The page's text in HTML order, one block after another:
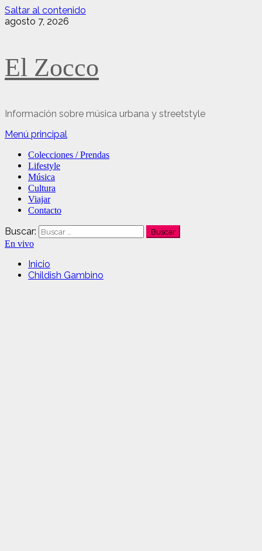
Saltar al contenido
agosto 7, 2026
El Zocco
Información sobre música urbana y streetstyle
Menú principal
Colecciones / Prendas
Lifestyle
Música
Cultura
Viajar
Contacto
Buscar:
En vivo
Inicio
Childish Gambino